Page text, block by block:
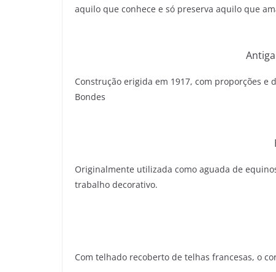
aquilo que conhece e só preserva aquilo que
Construção erigida em 1917, com proporções e
Bondes
Originalmente utilizada como aguada de
trabalho decorativo.
Com telhado recoberto de telhas francesas, o